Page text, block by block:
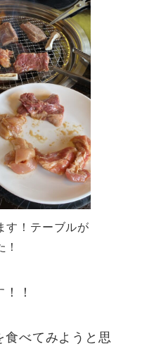
す！テーブルが
！
べてみようと思